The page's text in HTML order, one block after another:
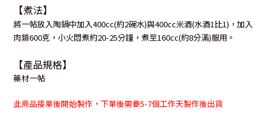
【煮法】
將一帖放入陶鍋中加入400cc(約2碗水)與400cc米酒(水酒1比1) ，加入
肉類600克，小火悶煮約20-25分鐘，煮至160cc(約8分滿)服用。
【產品規格】
藥材一帖
此商品接單後開始製作 ，下單後需要5-7個工作天製作後出貨